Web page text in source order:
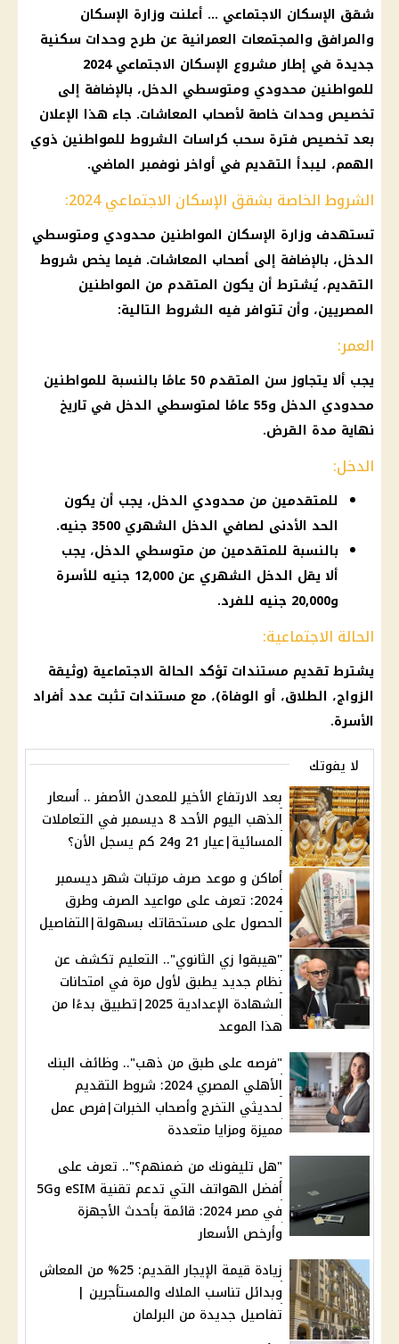
شقق الإسكان الاجتماعي … أعلنت وزارة الإسكان
والمرافق والمجتمعات العمرانية عن طرح وحدات سكنية
جديدة في إطار مشروع الإسكان الاجتماعي 2024
للمواطنين محدودي ومتوسطي الدخل، بالإضافة إلى
تخصيص وحدات خاصة لأصحاب المعاشات. جاء هذا الإعلان
بعد تخصيص فترة سحب كراسات الشروط للمواطنين ذوي
الهمم، ليبدأ التقديم في أواخر نوفمبر الماضي.
الشروط الخاصة بشقق الإسكان الاجتماعي 2024:
تستهدف وزارة الإسكان المواطنين محدودي ومتوسطي
الدخل، بالإضافة إلى أصحاب المعاشات. فيما يخص شروط
التقديم، يُشترط أن يكون المتقدم من المواطنين
المصريين، وأن تتوافر فيه الشروط التالية:
العمر:
يجب ألا يتجاوز سن المتقدم 50 عامًا بالنسبة للمواطنين
محدودي الدخل و55 عامًا لمتوسطي الدخل في تاريخ
نهاية مدة القرض.
الدخل:
للمتقدمين من محدودي الدخل، يجب أن يكون
الحد الأدنى لصافي الدخل الشهري 3500 جنيه.
بالنسبة للمتقدمين من متوسطي الدخل، يجب
ألا يقل الدخل الشهري عن 12,000 جنيه للأسرة
و20,000 جنيه للفرد.
الحالة الاجتماعية:
يشترط تقديم مستندات تؤكد الحالة الاجتماعية (وثيقة
الزواج، الطلاق، أو الوفاة)، مع مستندات تثبت عدد أفراد
الأسرة.
لا يفوتك
بعد الارتفاع الأخير للمعدن الأصفر .. أسعار
الذهب اليوم الأحد 8 ديسمبر في التعاملات
المسائية|عيار 21 و24 كم يسجل الأن؟
أماكن و موعد صرف مرتبات شهر ديسمبر
2024: تعرف على مواعيد الصرف وطرق
الحصول على مستحقاتك بسهولة|التفاصيل
"هيبقوا زي الثانوي".. التعليم تكشف عن
نظام جديد يطبق لأول مرة في امتحانات
الشهادة الإعدادية 2025|تطبيق بدءًا من
هذا الموعد
"فرصه على طبق من ذهب".. وظائف البنك
الأهلي المصري 2024: شروط التقديم
لحديثي التخرج وأصحاب الخبرات|فرص عمل
مميزة ومزايا متعددة
"هل تليفونك من ضمنهم؟".. تعرف على
أفضل الهواتف التي تدعم تقنية eSIM و5G
في مصر 2024: قائمة بأحدث الأجهزة
وأرخص الأسعار
زيادة قيمة الإيجار القديم: 25% من المعاش
وبدائل تناسب الملاك والمستأجرين |
تفاصيل جديدة من البرلمان